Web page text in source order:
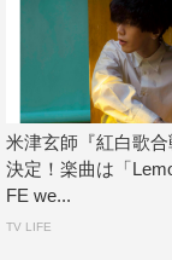
12月31日（火）
※5分間の中断ニ
番組ホームペー
©NHK
米津玄師『紅白歌
決定！楽曲は「
FE we...
TV LIFE